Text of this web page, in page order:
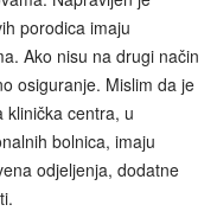
porodica imaju
Ako nisu na drugi način
osiguranje. Mislim da je
klinička centra, u
bolnica, imaju
odjeljenja, dodatne